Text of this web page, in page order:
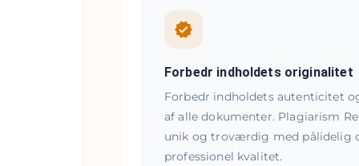
Forbedr indholdets originalitet
Forbedr indholdets autenticitet
af alle dokumenter. Plagiarism
unik og troværdig med pålidelig
professionel kvalitet.